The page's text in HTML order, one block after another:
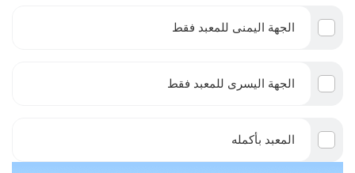
الجهة اليمنى للمعبد فقط
الجهة اليسرى للمعبد فقط
المعبد بأكمله